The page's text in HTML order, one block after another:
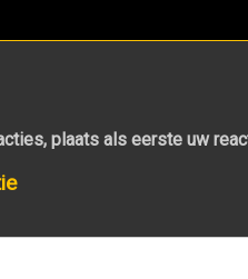
plaats als eerste uw